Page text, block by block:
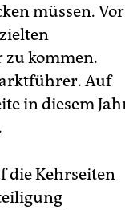
müssen. Vor
zu kommen.
Auf
in diesem
die Kehrseiten